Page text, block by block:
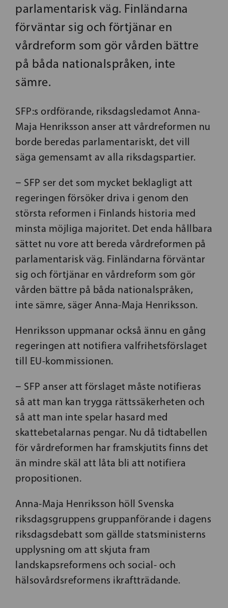
parlamentarisk väg. Finländarna
förväntar sig och förtjänar en
vårdreform som gör vården bättre
på båda nationalspråken, inte
sämre.
SFP:s ordförande, riksdagsledamot Anna-
Maja Henriksson anser att vårdreformen nu
borde beredas parlamentariskt, det vill
säga gemensamt av alla riksdagspartier.
− SFP ser det som mycket beklagligt att
regeringen försöker driva i genom den
största reformen i Finlands historia med
minsta möjliga majoritet. Det enda hållbara
sättet nu vore att bereda vårdreformen på
parlamentarisk väg. Finländarna förväntar
sig och förtjänar en vårdreform som gör
vården bättre på båda nationalspråken,
inte sämre, säger Anna-Maja Henriksson.
Henriksson uppmanar också ännu en gång
regeringen att notifiera valfrihetsförslaget
till EU-kommissionen.
− SFP anser att förslaget måste notifieras
så att man kan trygga rättssäkerheten och
så att man inte spelar hasard med
skattebetalarnas pengar. Nu då tidtabellen
för vårdreformen har framskjutits finns det
än mindre skäl att låta bli att notifiera
propositionen.
Anna-Maja Henriksson höll Svenska
riksdagsgruppens gruppanförande i dagens
riksdagsdebatt som gällde statsministerns
upplysning om att skjuta fram
landskapsreformens och social- och
hälsovårdsreformens ikraftträdande.